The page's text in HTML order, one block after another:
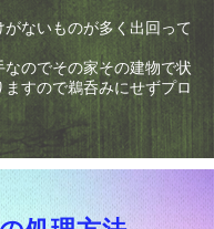
がないものが多く出回って
なのでその家その建物で状
すので鵜呑みにせずプロ